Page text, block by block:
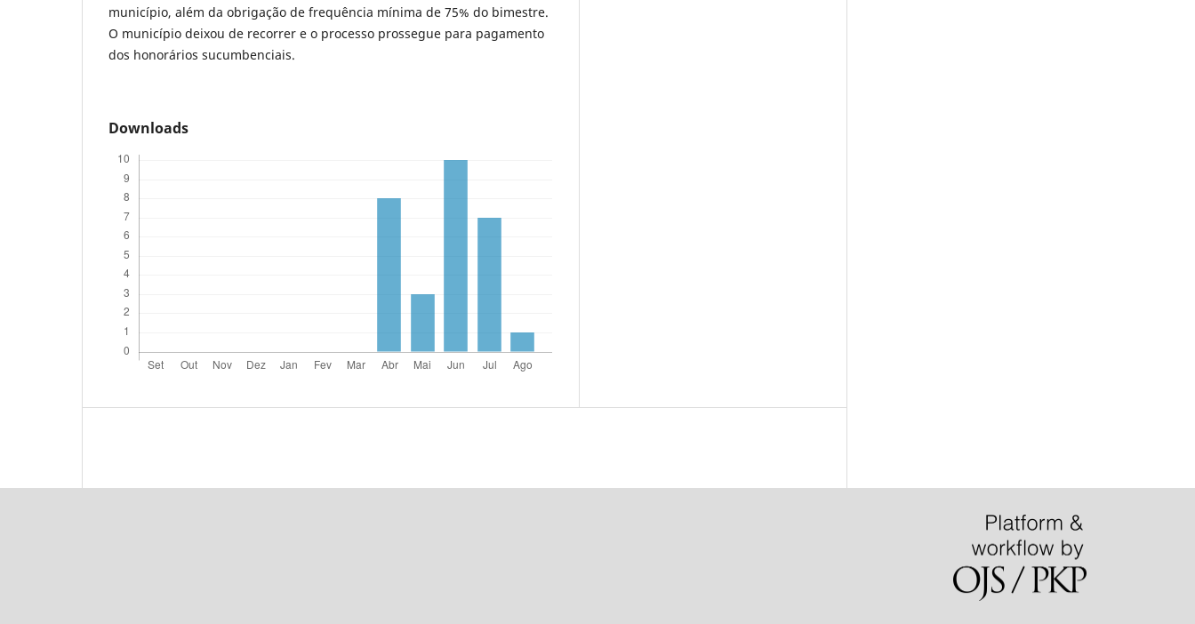
município, além da obrigação de frequência mínima de 75% do bimestre.
O município deixou de recorrer e o processo prossegue para pagamento
dos honorários sucumbenciais.
Downloads